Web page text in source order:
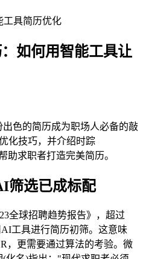
工具简历优化
如何用智能工具让
色的简历成为职场人必备的敲
化技巧，并介绍时踪
助求职者打造完美简历。
筛选已成标配
全球招聘趋势报告》，超过
工具进行简历初筛。这意味
，更需要通过算法的考验。微